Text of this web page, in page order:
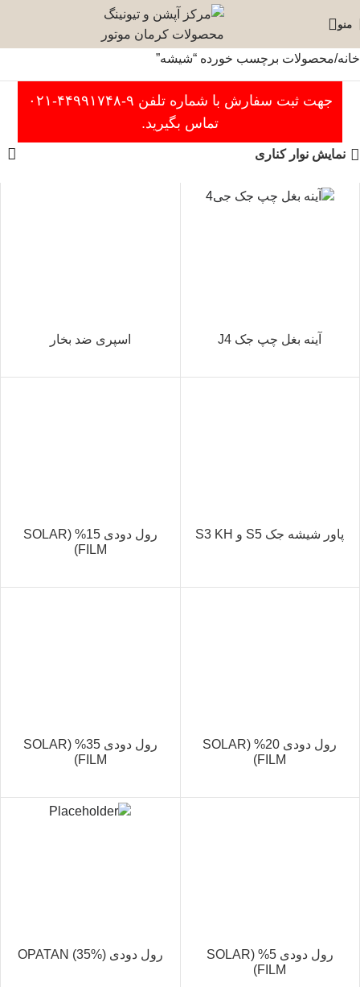
منو
خانه محصولات برچسب خورده “شیشه”
جهت ثبت سفارش با شماره تلفن ۹-۴۴۹۹۱۷۴۸-۰۲۱
تماس بگیرید.
نمایش نوار کناری
آینه بغل چپ جک J4 اسپری ضد بخار
پاور شیشه جک S5 و S3 KH
رول دودی 15% (SOLAR
FILM)
رول دودی 20% (SOLAR
FILM)
رول دودی 35% (SOLAR
FILM)
رول دودی 5% (SOLAR
FILM)
رول دودی OPATAN (35%)